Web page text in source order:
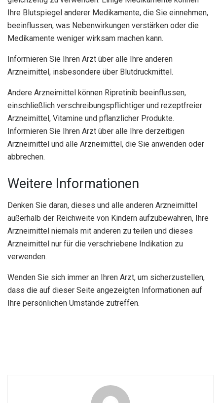
Ihre Blutspiegel anderer Medikamente, die Sie einnehmen,
beeinflussen, was Nebenwirkungen verstärken oder die
Medikamente weniger wirksam machen kann.
Informieren Sie Ihren Arzt über alle Ihre anderen
Arzneimittel, insbesondere über Blutdruckmittel.
Andere Arzneimittel können Ripretinib beeinflussen,
einschließlich verschreibungspflichtiger und rezeptfreier
Arzneimittel, Vitamine und pflanzlicher Produkte.
Informieren Sie Ihren Arzt über alle Ihre derzeitigen
Arzneimittel und alle Arzneimittel, die Sie anwenden oder
abbrechen.
Weitere Informationen
Denken Sie daran, dieses und alle anderen Arzneimittel
außerhalb der Reichweite von Kindern aufzubewahren, Ihre
Arzneimittel niemals mit anderen zu teilen und dieses
Arzneimittel nur für die verschriebene Indikation zu
verwenden.
Wenden Sie sich immer an Ihren Arzt, um sicherzustellen,
dass die auf dieser Seite angezeigten Informationen auf
Ihre persönlichen Umstände zutreffen.